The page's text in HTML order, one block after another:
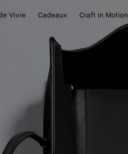
Vivre Cadeaux Craft in Motion